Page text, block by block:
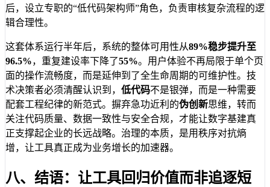
后，设立专职的“低代码架构师”角色，负责审核复杂流程的逻
辑合理性。
这套体系运行半年后，系统的整体可用性从89%稳步提升至
96.5%，重复建设率下降了55%。用户体验不再局限于单个页
面的操作流畅度，而是延伸到了全生命周期的可维护性。技
术决策者必须清醒认识到， 低代码不是银弹，而是一种需要
配套工程纪律的新范式。摒弃急功近利的伪创新思维，转而
关注代码质量、数据一致性与安全合规，才能让数字基建真
正支撑起企业的长远战略。治理的本质，是用秩序对抗熵
增，让工具真正成为业务增长的加速器。
八、结语：让工具回归价值而非追逐短